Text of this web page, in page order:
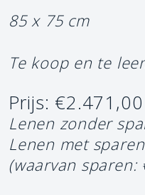
85 x 75 cm
Te koop en te
Prijs: €2.471,00
Lenen zonder
Lenen met
(waarvan sparen: